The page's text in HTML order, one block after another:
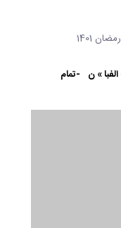
1401
» ن -تمام